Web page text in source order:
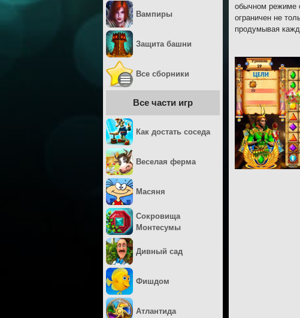
обычном режиме
ограничен не
продумывая
Вампиры
Защита башни
Все сборники
Все части игр
Как достать соседа
Веселая ферма
Масяня
Сокровища
Монтесумы
Дивный сад
Фишдом
Атлантида